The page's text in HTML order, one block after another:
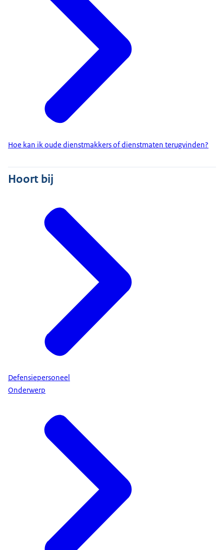
Hoe kan ik oude dienstmakkers of dienstmaten terugvinden?
Hoort bij
Defensiepersoneel
Onderwerp